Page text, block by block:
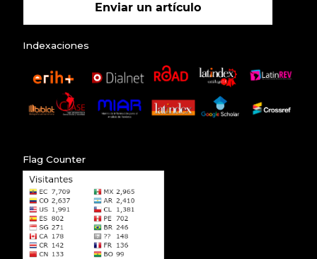
Enviar un artículo
Indexaciones
Flag Counter